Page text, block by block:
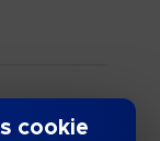
cookie